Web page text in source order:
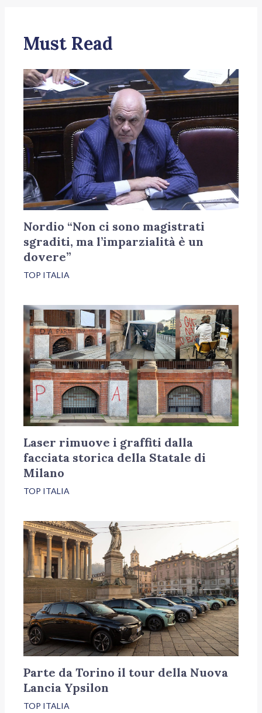
Must Read
Nordio “Non ci sono magistrati
sgraditi, ma l’imparzialità è un
dovere”
TOP ITALIA
Laser rimuove i graffiti dalla
facciata storica della Statale di
Milano
TOP ITALIA
Parte da Torino il tour della Nuova
Lancia Ypsilon
TOP ITALIA